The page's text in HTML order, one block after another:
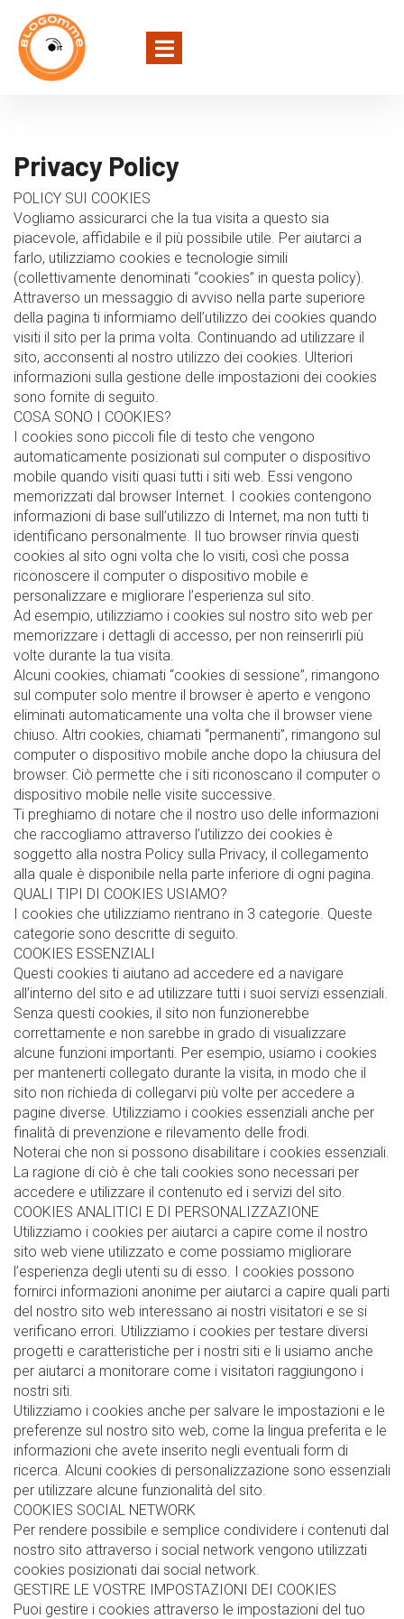
Privacy Policy
POLICY SUI COOKIES
Vogliamo assicurarci che la tua visita a questo sia
piacevole, affidabile e il più possibile utile. Per aiutarci a
farlo, utilizziamo cookies e tecnologie simili
(collettivamente denominati “cookies” in questa policy).
Attraverso un messaggio di avviso nella parte superiore
della pagina ti informiamo dell’utilizzo dei cookies quando
visiti il sito per la prima volta. Continuando ad utilizzare il
sito, acconsenti al nostro utilizzo dei cookies. Ulteriori
informazioni sulla gestione delle impostazioni dei cookies
sono fornite di seguito.
COSA SONO I COOKIES?
I cookies sono piccoli file di testo che vengono
automaticamente posizionati sul computer o dispositivo
mobile quando visiti quasi tutti i siti web. Essi vengono
memorizzati dal browser Internet. I cookies contengono
informazioni di base sull’utilizzo di Internet, ma non tutti ti
identificano personalmente. Il tuo browser rinvia questi
cookies al sito ogni volta che lo visiti, così che possa
riconoscere il computer o dispositivo mobile e
personalizzare e migliorare l’esperienza sul sito.
Ad esempio, utilizziamo i cookies sul nostro sito web per
memorizzare i dettagli di accesso, per non reinserirli più
volte durante la tua visita.
Alcuni cookies, chiamati “cookies di sessione”, rimangono
sul computer solo mentre il browser è aperto e vengono
eliminati automaticamente una volta che il browser viene
chiuso. Altri cookies, chiamati “permanenti”, rimangono sul
computer o dispositivo mobile anche dopo la chiusura del
browser. Ciò permette che i siti riconoscano il computer o
dispositivo mobile nelle visite successive.
Ti preghiamo di notare che il nostro uso delle informazioni
che raccogliamo attraverso l’utilizzo dei cookies è
soggetto alla nostra Policy sulla Privacy, il collegamento
alla quale è disponibile nella parte inferiore di ogni pagina.
QUALI TIPI DI COOKIES USIAMO?
I cookies che utilizziamo rientrano in 3 categorie. Queste
categorie sono descritte di seguito.
COOKIES ESSENZIALI
Questi cookies ti aiutano ad accedere ed a navigare
all’interno del sito e ad utilizzare tutti i suoi servizi essenziali.
Senza questi cookies, il sito non funzionerebbe
correttamente e non sarebbe in grado di visualizzare
alcune funzioni importanti. Per esempio, usiamo i cookies
per mantenerti collegato durante la visita, in modo che il
sito non richieda di collegarvi più volte per accedere a
pagine diverse. Utilizziamo i cookies essenziali anche per
finalità di prevenzione e rilevamento delle frodi.
Noterai che non si possono disabilitare i cookies essenziali.
La ragione di ciò è che tali cookies sono necessari per
accedere e utilizzare il contenuto ed i servizi del sito.
COOKIES ANALITICI E DI PERSONALIZZAZIONE
Utilizziamo i cookies per aiutarci a capire come il nostro
sito web viene utilizzato e come possiamo migliorare
l’esperienza degli utenti su di esso. I cookies possono
fornirci informazioni anonime per aiutarci a capire quali parti
del nostro sito web interessano ai nostri visitatori e se si
verificano errori. Utilizziamo i cookies per testare diversi
progetti e caratteristiche per i nostri siti e li usiamo anche
per aiutarci a monitorare come i visitatori raggiungono i
nostri siti.
Utilizziamo i cookies anche per salvare le impostazioni e le
preferenze sul nostro sito web, come la lingua preferita e le
informazioni che avete inserito negli eventuali form di
ricerca. Alcuni cookies di personalizzazione sono essenziali
per utilizzare alcune funzionalità del sito.
COOKIES SOCIAL NETWORK
Per rendere possibile e semplice condividere i contenuti dal
nostro sito attraverso i social network vengono utilizzati
cookies posizionati dai social network.
GESTIRE LE VOSTRE IMPOSTAZIONI DEI COOKIES
Puoi gestire i cookies attraverso le impostazioni del tuo